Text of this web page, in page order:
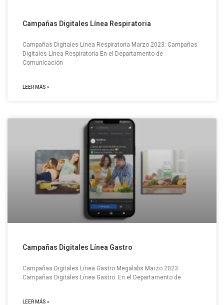
Campañas Digitales Línea Respiratoria
Campañas Digitales Línea Respiratoria Marzo 2023: Campañas
Digitales Línea Respiratoria En el Departamento de
Comunicación
LEER MÁS »
Campañas Digitales Línea Gastro
Campañas Digitales Línea Gastro Megalabs Marzo 2023:
Campañas Digitales Línea Gastro. En el Departamento de
LEER MÁS »